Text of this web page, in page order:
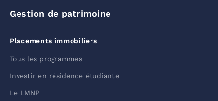
Gestion de patrimoine
Placements immobiliers
Tous les programmes
Investir en résidence étudiante
Le LMNP